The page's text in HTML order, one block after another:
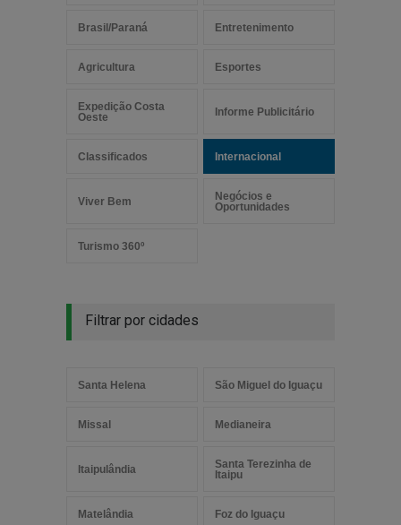
Brasil/Paraná Entretenimento
Agricultura Esportes
Expedição Costa
Oeste
Informe Publicitário
Classificados Internacional
Viver Bem
Negócios e
Oportunidades
Turismo 360º
Filtrar por cidades
Santa Helena São Miguel do Iguaçu
Missal Medianeira
Itaipulândia
Santa Terezinha de
Itaipu
Matelândia Foz do Iguaçu